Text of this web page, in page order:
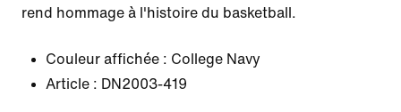
rend hommage à l'histoire du basketball.
Couleur affichée : College Navy
Article : DN2003-419